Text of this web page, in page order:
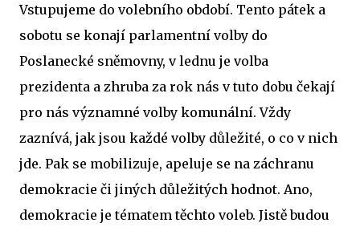
Vstupujeme do volebního období. Tento pátek a
sobotu se konají parlamentní volby do
Poslanecké sněmovny, v lednu je volba
prezidenta a zhruba za rok nás v tuto dobu čekají
pro nás významné volby komunální. Vždy
zaznívá, jak jsou každé volby důležité, o co v nich
jde. Pak se mobilizuje, apeluje se na záchranu
demokracie či jiných důležitých hodnot. Ano,
demokracie je tématem těchto voleb. Jistě budou